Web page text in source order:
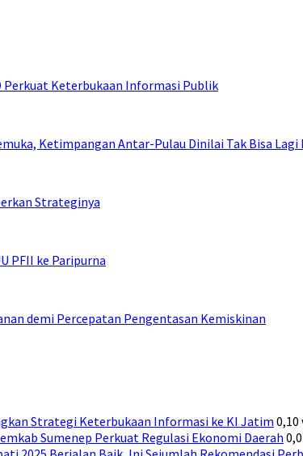
Keterbukaan Informasi Publik
Ketimpangan Antar-Pulau Dinilai Tak Bisa Lagi
Strateginya
PFII ke Paripurna
demi Percepatan Pengentasan Kemiskinan
Strategi Keterbukaan Informasi ke KI Jatim 0,10
Sumenep Perkuat Regulasi Ekonomi Daerah